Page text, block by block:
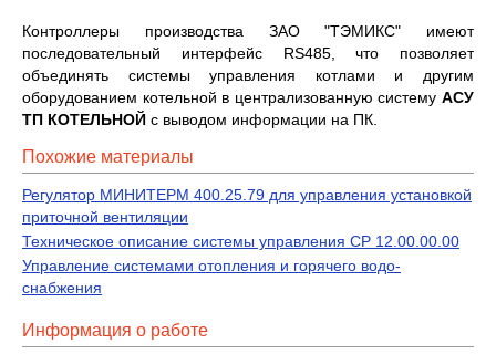
Контроллеры производства ЗАО "ТЭМИКС" имеют
последовательный интерфейс RS485, что позволяет
объединять системы управления котлами и другим
оборудованием котельной в централизованную систему АСУ
ТП КОТЕЛЬНОЙ с выводом информации на ПК.
Похожие материалы
Регулятор МИНИТЕРМ 400.25.79 для управления установкой
приточной вентиляции
Техническое описание системы управления СР 12.00.00.00
Управление системами ото­пления и горячего водо­
снабжения
Информация о работе